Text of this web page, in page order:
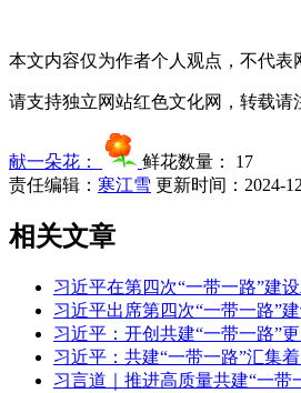
本文内容仅为作者个人观点，不代表
请支持独立网站红色文化网，转载请
献一朵花： 鲜花数量： 17
责任编辑： 寒江雪 更新时间：2024-
相关文章
习近平在第四次“一带一路”建
习近平出席第四次“一带一路”
习近平：开创共建“一带一路”
习近平：共建“一带一路”汇集
习言道｜推进高质量共建“一带